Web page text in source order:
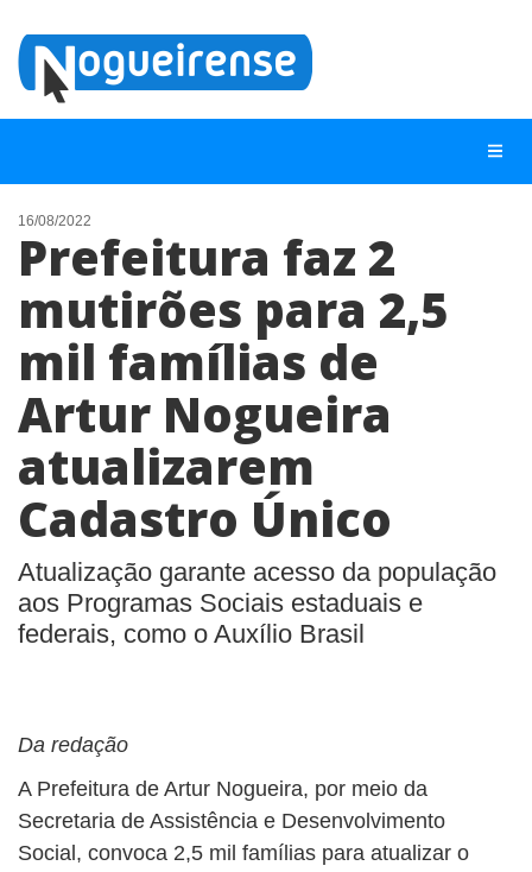
NOTÍCIAS
LISTA DIGITAL
TELEFONES ÚTEIS
CONTATO
ANUNCIE
16/08/2022
Prefeitura faz 2
mutirões para 2,5
mil famílias de
Artur Nogueira
atualizarem
Cadastro Único
Atualização garante acesso da população
aos Programas Sociais estaduais e
federais, como o Auxílio Brasil
Da redação
A Prefeitura de Artur Nogueira, por meio da
Secretaria de Assistência e Desenvolvimento
Social, convoca 2,5 mil famílias para atualizar o